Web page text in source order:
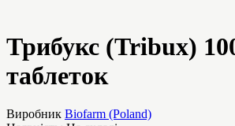
Трибукс (Tribux)
таблеток
Виробник Biofarm (Poland)